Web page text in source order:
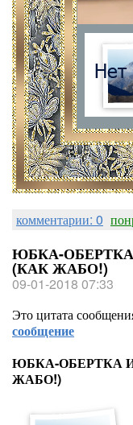
комментарии: 0
ЮБКА-
(КАК ЖАБО!)
09-01-2018 07:33
Это цитата
сообщение
ЮБКА-ОБЕРТКА
ЖАБО!)